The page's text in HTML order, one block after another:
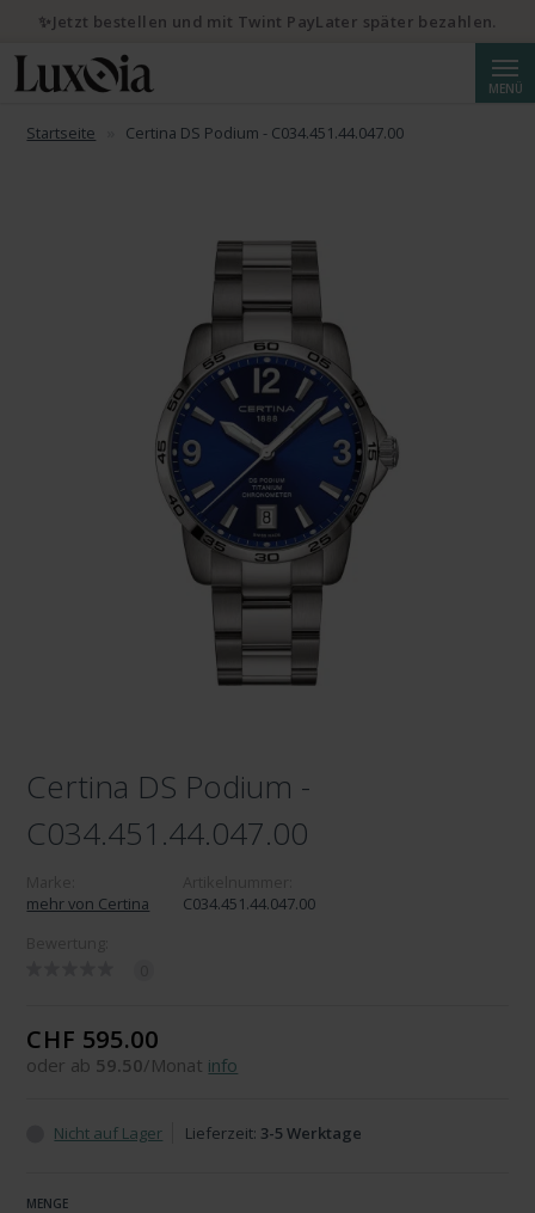
MENÜ
Startseite Certina DS Podium - C034.451.44.047.00
Certina DS Podium -
C034.451.44.047.00
mehr von Certina
C034.451.44.047.00
CHF 595.00
oder ab 59.50/Monat info
Nicht auf Lager Lieferzeit: 3-5 Werktage
MENGE
✨Jetzt bestellen und mit Twint PayLater später bezahlen.